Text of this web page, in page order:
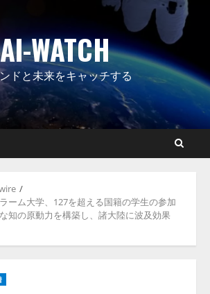
AI-WATCH
ドと未来をキャッチする
ーム大学、127を超える国籍の学生の参加
知の原動力を構築し、諸大陸に波及効果